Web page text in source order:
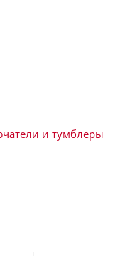
и тумблеры